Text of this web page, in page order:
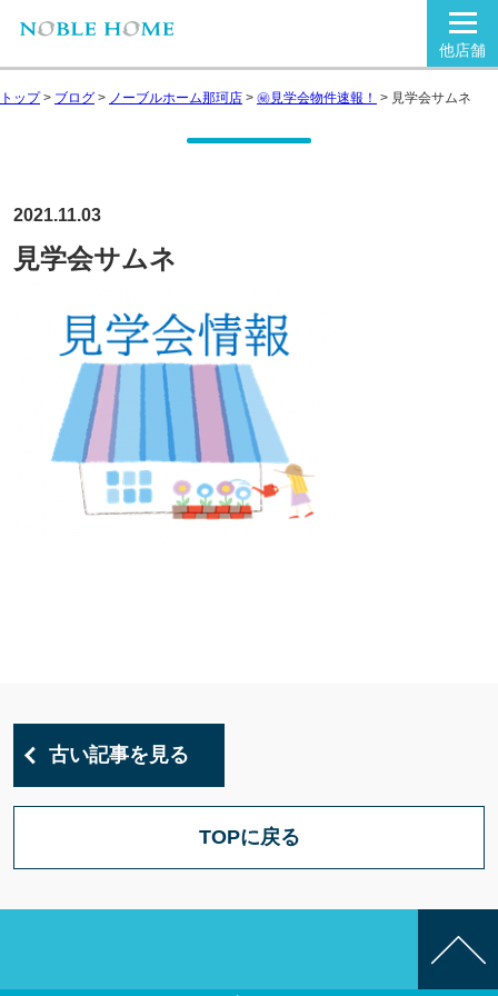
他店舗
トップ> ブログ > ノーブルホーム那珂店 > ㊙見学会物件速報！ > 見学会サムネ
2021.11.03
見学会サムネ
古い記事を見る
TOPに戻る